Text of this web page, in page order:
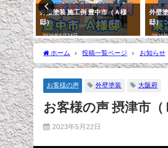
邸）
外壁塗装 施工例 豊中市（Ａ様
邸）
2026年5月24日
外壁
邸）
2026
ホーム 投稿一覧ページ お知らせ
お客様の声 外壁塗装 大阪府
お客様の声 摂津市（
2023年5月22日